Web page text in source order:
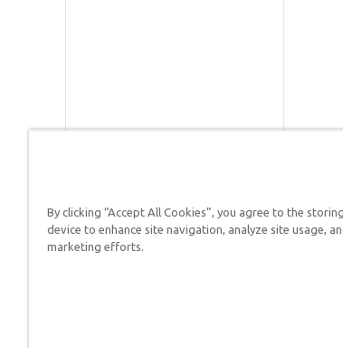
Respuestas en
defender su fe y
By clicking “Accept All Cookies”, you agree to the
device to enhance site navigation, analyze site usage,
marketing efforts.